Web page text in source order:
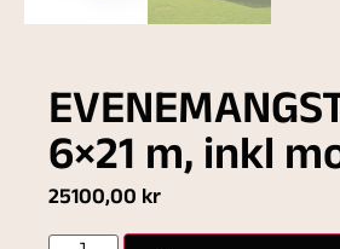
6×21 m, inkl
25100,00 kr